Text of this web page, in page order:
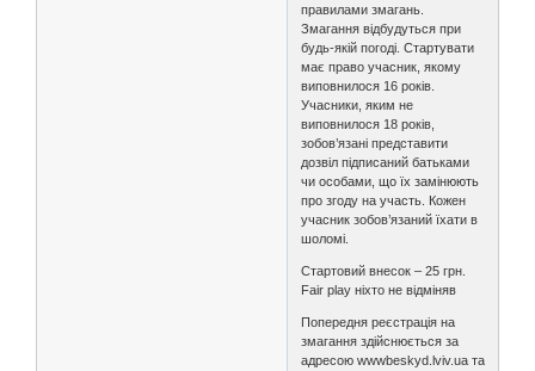
правилами змагань.
Змагання відбудуться при
будь-якій погоді. Стартувати
має право учасник, якому
виповнилося 16 років.
Учасники, яким не
виповнилося 18 років,
зобов’язані представити
дозвіл підписаний батьками
чи особами, що їх замінюють
про згоду на участь. Кожен
учасник зобов’язаний їхати в
шоломі.
Стартовий внесок – 25 грн.
Fair play ніхто не відміняв
Попередня реєстрація на
змагання здійснюється за
адресою wwwbeskyd.lviv.ua та